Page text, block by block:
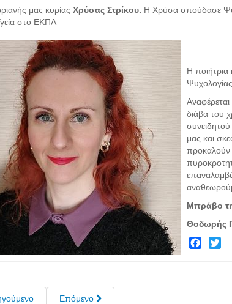
μας κυρίας Χρύσας Στρίκου. Η Χρύσα σπούδασε
στο ΕΚΠΑ
Η
διάβα του
μας και
προκαλούν
Μπράβο
Θοδωρής
Επόμενο